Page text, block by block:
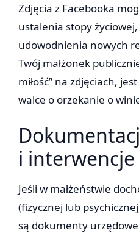
Zdjęcia z Facebooka
ustalenia stopy
udowodnienia nowych
Twój małżonek
miłość” na zdjęciach,
walce o orzekanie o
i
Jeśli w małżeństwie
(fizycznej lub
są dokumenty